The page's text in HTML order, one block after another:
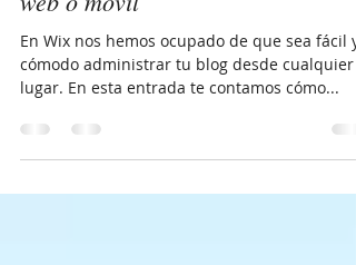
Escribe en tu blog desde tu sitio
web o móvil
En Wix nos hemos ocupado de que sea fácil y
lugar. En esta entrada te contamos cómo...